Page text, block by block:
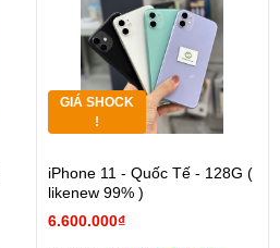
GIÁ SHOCK
!
iPhone 11 - Quốc Tế - 128G (
likenew 99% )
6.600.000₫